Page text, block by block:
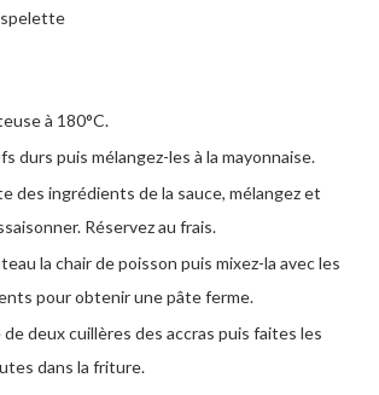
à 180°C.
durs puis mélangez-les à la mayonnaise.
des ingrédients de la sauce, mélangez et
Réservez au frais.
la chair de poisson puis mixez-la avec les
pour obtenir une pâte ferme.
de deux cuillères des accras puis faites les
dans la friture.